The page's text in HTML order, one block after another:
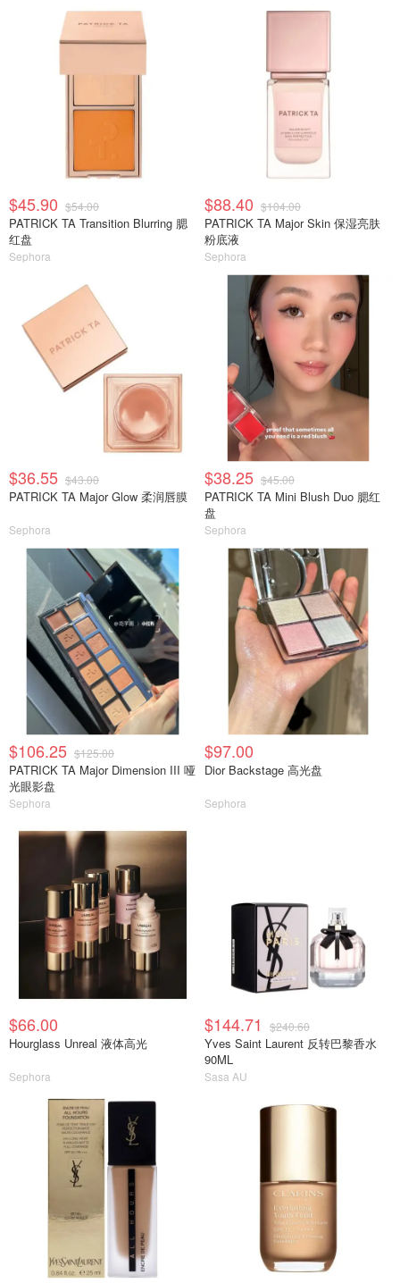
$45.90 $54.00
PATRICK TA Transition Blurring 腮
红盘
Sephora
$88.40 $104.00
PATRICK TA Major Skin 保湿亮肤
粉底液
Sephora
$36.55 $43.00
PATRICK TA Major Glow 柔润唇膜
Sephora
$38.25 $45.00
PATRICK TA Mini Blush Duo 腮红
盘
Sephora
$106.25 $125.00
PATRICK TA Major Dimension III 哑
光眼影盘
Sephora
$97.00
Dior Backstage 高光盘
Sephora
$66.00
Hourglass Unreal 液体高光
Sephora
$144.71 $240.60
Yves Saint Laurent 反转巴黎香水
90ML
Sasa AU